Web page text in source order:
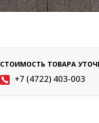
СТОИМОСТЬ ТОВАРА
+7 (4722) 403-003